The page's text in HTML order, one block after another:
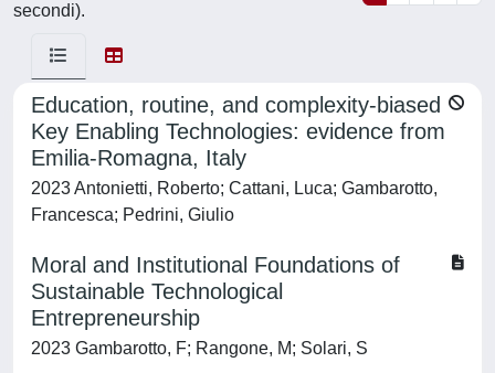
secondi).
Education, routine, and complexity-biased
Key Enabling Technologies: evidence from
Emilia-Romagna, Italy
2023 Antonietti, Roberto; Cattani, Luca; Gambarotto,
Francesca; Pedrini, Giulio
Moral and Institutional Foundations of
Sustainable Technological
Entrepreneurship
2023 Gambarotto, F; Rangone, M; Solari, S